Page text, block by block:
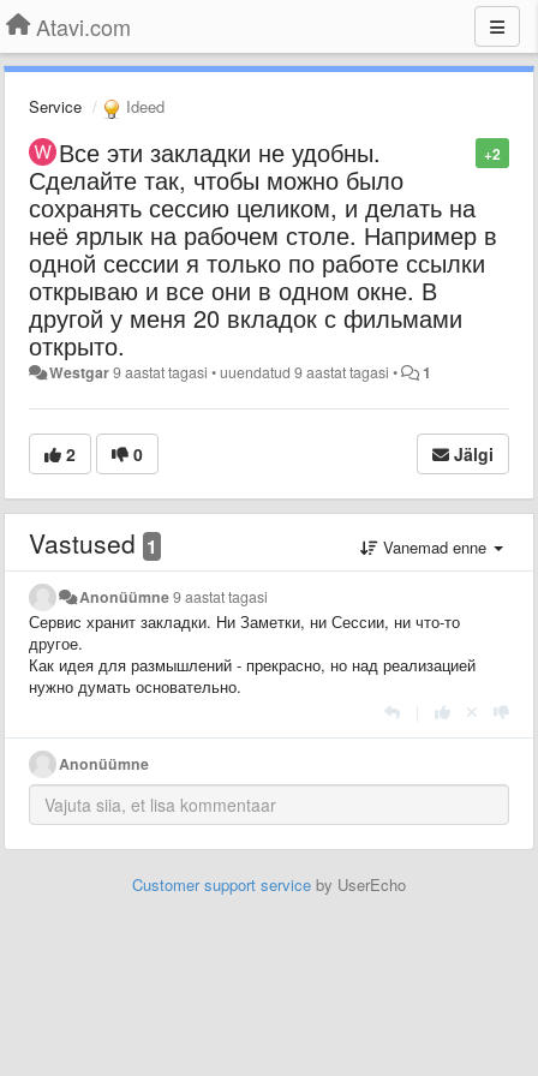
Atavi.com
Service Ideed
+2
Все эти закладки не удобны.
Сделайте так, чтобы можно было
сохранять сессию целиком, и делать на
неё ярлык на рабочем столе. Например в
одной сессии я только по работе ссылки
открываю и все они в одном окне. В
другой у меня 20 вкладок с фильмами
открыто.
Westgar9 aastat tagasi •uuendatud9 aastat tagasi • 1
2 0 Jälgi
Vastused 1 Vanemad enne
Anonüümne9 aastat tagasi
Сервис хранит закладки. Ни Заметки, ни Сессии, ни что-то
другое.
Как идея для размышлений - прекрасно, но над реализацией
нужно думать основательно.
Anonüümne
Customer support service by UserEcho